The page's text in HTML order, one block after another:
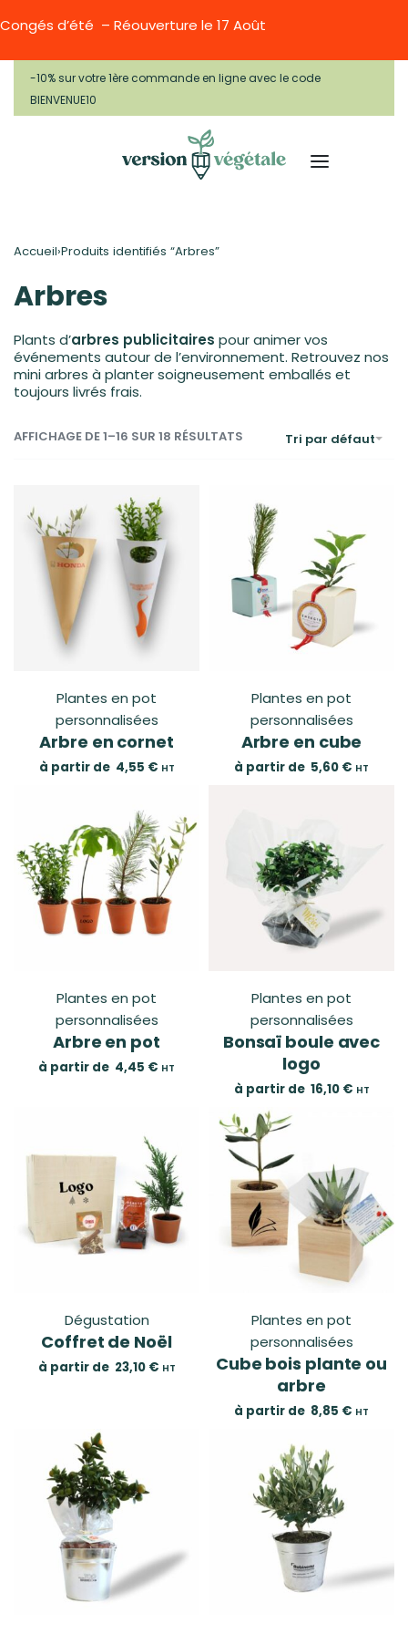
Congés d’été – Réouverture le 17 Août
-10% sur votre 1ère commande en ligne avec le code
BIENVENUE10
Accueil›Produits identifiés “Arbres”
Arbres
Plants d’arbres publicitaires pour animer vos
événements autour de l’environnement. Retrouvez nos
mini arbres à planter soigneusement emballés et
toujours livrés frais.
AFFICHAGE DE 1–16 SUR 18 RÉSULTATS Tri par défaut
Plantes en pot
personnalisées
Arbre en cornet
à partir de 4,55 € HT
Plantes en pot
personnalisées
Arbre en cube
à partir de 5,60 € HT
Plantes en pot
personnalisées
Arbre en pot
à partir de 4,45 € HT
Plantes en pot
personnalisées
Bonsaï boule avec
logo
à partir de 16,10 € HT
Dégustation
Coffret de Noël
à partir de 23,10 € HT
Plantes en pot
personnalisées
Cube bois plante ou
arbre
à partir de 8,85 € HT